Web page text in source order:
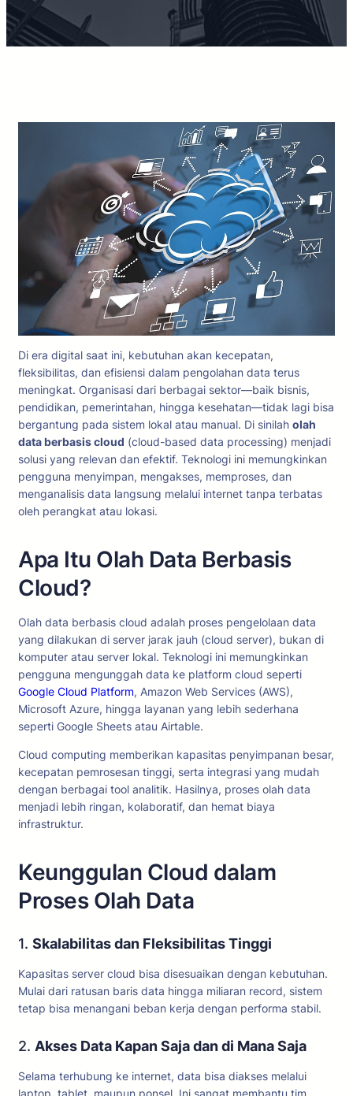
Di era digital saat ini, kebutuhan akan kecepatan,
fleksibilitas, dan efisiensi dalam pengolahan data terus
meningkat. Organisasi dari berbagai sektor—baik bisnis,
pendidikan, pemerintahan, hingga kesehatan—tidak lagi bisa
bergantung pada sistem lokal atau manual. Di sinilah olah
data berbasis cloud (cloud-based data processing) menjadi
solusi yang relevan dan efektif. Teknologi ini memungkinkan
pengguna menyimpan, mengakses, memproses, dan
menganalisis data langsung melalui internet tanpa terbatas
oleh perangkat atau lokasi.
Apa Itu Olah Data Berbasis
Cloud?
Olah data berbasis cloud adalah proses pengelolaan data
yang dilakukan di server jarak jauh (cloud server), bukan di
komputer atau server lokal. Teknologi ini memungkinkan
pengguna mengunggah data ke platform cloud seperti
Google Cloud Platform, Amazon Web Services (AWS),
Microsoft Azure, hingga layanan yang lebih sederhana
seperti Google Sheets atau Airtable.
Cloud computing memberikan kapasitas penyimpanan besar,
kecepatan pemrosesan tinggi, serta integrasi yang mudah
dengan berbagai tool analitik. Hasilnya, proses olah data
menjadi lebih ringan, kolaboratif, dan hemat biaya
infrastruktur.
Keunggulan Cloud dalam
Proses Olah Data
1. Skalabilitas dan Fleksibilitas Tinggi
Kapasitas server cloud bisa disesuaikan dengan kebutuhan.
Mulai dari ratusan baris data hingga miliaran record, sistem
tetap bisa menangani beban kerja dengan performa stabil.
2. Akses Data Kapan Saja dan di Mana Saja
Selama terhubung ke internet, data bisa diakses melalui
laptop, tablet, maupun ponsel. Ini sangat membantu tim